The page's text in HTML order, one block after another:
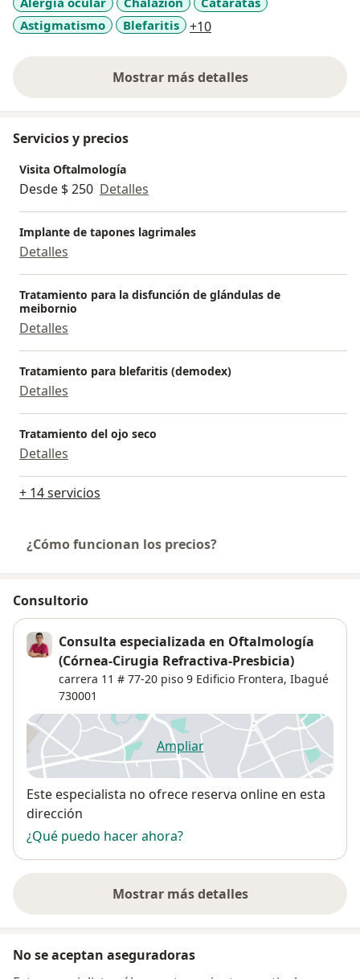
Astigmatismo
Blefaritis +10a11y_sr_more_diseases
Mostrar más detalles
sobre la experiencia
Servicios y precios
Visita Oftalmología
Desde $ 250 Detalles
Implante de tapones lagrimales
Detalles
Tratamiento para la disfunción de glándulas de
meibornio
Detalles
Tratamiento para blefaritis (demodex)
Detalles
Tratamiento del ojo seco
Detalles
+ 14 servicios
¿Cómo funcionan los precios?
Consultorio
Consulta especializada en Oftalmología
(Córnea-Cirugia Refractiva-Presbicia)
carrera 11 # 77-20 piso 9 Edificio Frontera, Ibagué
730001
Ampliarse abre en una nueva
Disponibilidad
Este especialista no ofrece reserva online en esta
dirección
¿Qué puedo hacer ahora?
Mostrar más detalles
sobre la dirección
No se aceptan aseguradoras